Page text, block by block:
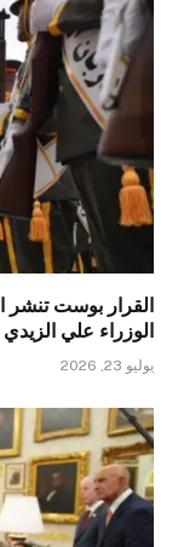
القرار بوست تنشر
الوزراء علي
يوليو 23, 2026